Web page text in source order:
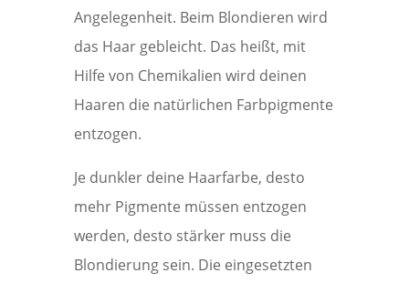
Angelegenheit. Beim Blondieren wird
das Haar gebleicht. Das heißt, mit
Hilfe von Chemikalien wird deinen
Haaren die natürlichen Farbpigmente
entzogen.
Je dunkler deine Haarfarbe, desto
mehr Pigmente müssen entzogen
werden, desto stärker muss die
Blondierung sein. Die eingesetzten